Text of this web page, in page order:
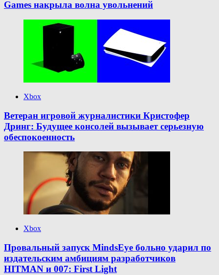
Games накрыла волна увольнений
Xbox
Ветеран игровой журналистики Кристофер
Дринг: Будущее консолей вызывает серьезную
обеспокоенность
Xbox
Провальный запуск MindsEye больно ударил по
издательским амбициям разработчиков
HITMAN и 007: First Light